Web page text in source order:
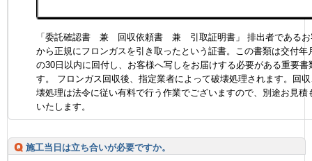
「委託確認書 兼 回収依頼書 兼 引取証明書」 排出者であるお
から正規にフロンガスを引き取ったという証書。この書類は交付年
の30日以内に回付し、お客様へ写しをお届けする必要がある重要書
す。 フロンガス回収後、指定業者によって破壊処理されます。回
壊処理は法令に従い有料で行う作業でございますので、別途お見積
いたします。
施工当日は立ち合いが必要ですか。